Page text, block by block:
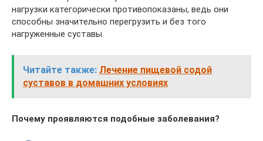
нагрузки категорически противопоказаны, ведь они
способны значительно перегрузить и без того
нагруженные суставы.
Читайте также: Лечение пищевой содой
суставов в домашних условиях
Почему проявляются подобные заболевания?